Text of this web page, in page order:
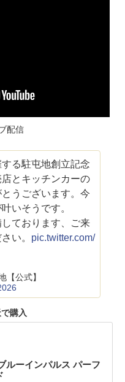
配信
る駐屯地創立記念
とキッチンカーの
うございます。今
いそうです。
ております、ご来
い。 pic.twitter.com/
公式】
購入
ルーインパルス パーフ